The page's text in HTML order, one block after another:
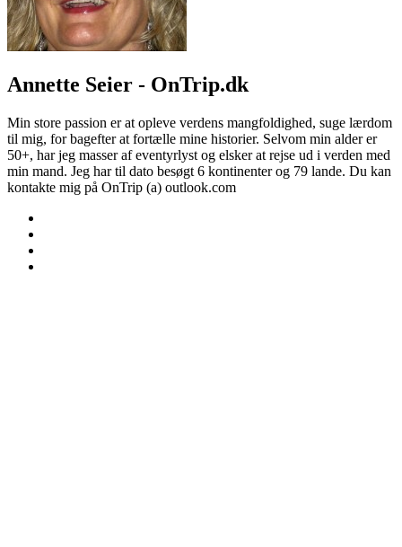
Annette Seier - OnTrip.dk
Min store passion er at opleve verdens mangfoldighed, suge lærdom
til mig, for bagefter at fortælle mine historier. Selvom min alder er
50+, har jeg masser af eventyrlyst og elsker at rejse ud i verden med
min mand. Jeg har til dato besøgt 6 kontinenter og 79 lande. Du kan
kontakte mig på OnTrip (a) outlook.com